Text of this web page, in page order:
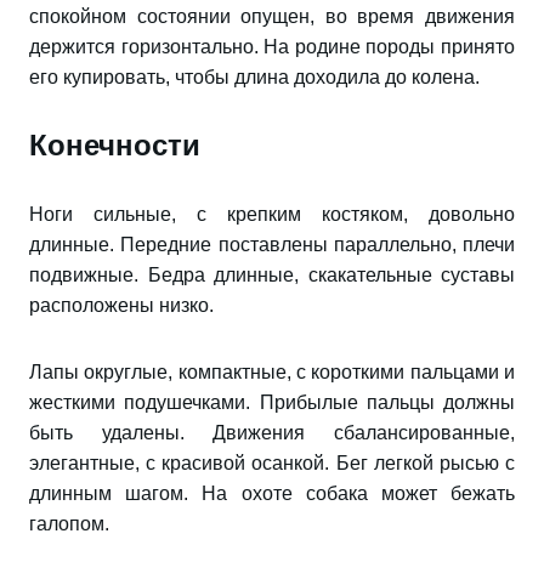
спокойном состоянии опущен, во время движения
держится горизонтально. На родине породы принято
его купировать, чтобы длина доходила до колена.
Конечности
Ноги сильные, с крепким костяком, довольно
длинные. Передние поставлены параллельно, плечи
подвижные. Бедра длинные, скакательные суставы
расположены низко.
Лапы округлые, компактные, с короткими пальцами и
жесткими подушечками. Прибылые пальцы должны
быть удалены. Движения сбалансированные,
элегантные, с красивой осанкой. Бег легкой рысью с
длинным шагом. На охоте собака может бежать
галопом.